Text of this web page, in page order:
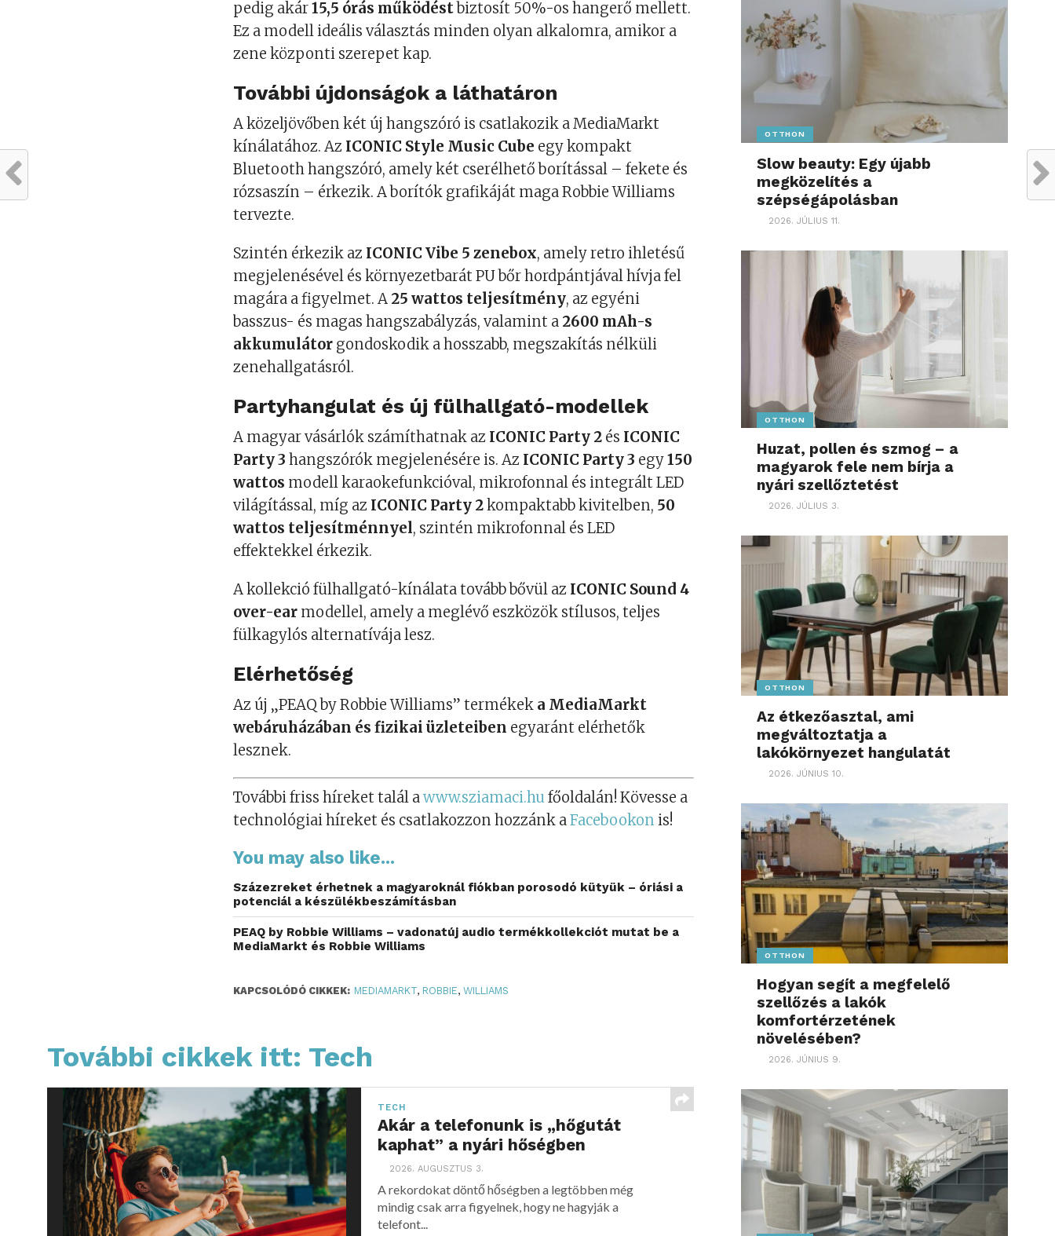
pedig akár15,5 órás működéstbiztosít 50%-os hangerő mellett.
Ez a modell ideális választás minden olyan alkalomra, amikor a
zene központi szerepet kap.
További újdonságok a láthatáron
A közeljövőben két új hangszóró is csatlakozik a MediaMarkt
kínálatához. Az ICONIC Style Music Cube egy kompakt
Bluetooth hangszóró, amely két cserélhető borítással – fekete és
rózsaszín – érkezik. A borítók grafikáját maga Robbie Williams
tervezte.
Szintén érkezik az ICONIC Vibe 5 zenebox, amely retro ihletésű
megjelenésével és környezetbarát PU bőr hordpántjával hívja fel
magára a figyelmet. A 25 wattos teljesítmény, az egyéni
basszus- és magas hangszabályzás, valamint a 2600 mAh-s
akkumulátor gondoskodik a hosszabb, megszakítás nélküli
zenehallgatásról.
Partyhangulat és új fülhallgató-modellek
A magyar vásárlók számíthatnak az ICONIC Party 2 és ICONIC
Party 3 hangszórók megjelenésére is. Az ICONIC Party 3 egy150
wattos modell karaokefunkcióval, mikrofonnal és integrált LED
világítással, míg az ICONIC Party 2kompaktabb kivitelben, 50
wattos teljesítménnyel, szintén mikrofonnal és LED
effektekkel érkezik.
A kollekció fülhallgató-kínálata tovább bővül az ICONIC Sound 4
over-ear modellel, amely a meglévő eszközök stílusos, teljes
fülkagylós alternatívája lesz.
Elérhetőség
Az új „PEAQ by Robbie Williams” termékek a MediaMarkt
webáruházában és fizikai üzleteiben egyaránt elérhetők
lesznek.
További friss híreket talál awww.sziamaci.hu főoldalán! Kövesse a
technológiai híreket és csatlakozzon hozzánk aFacebookon is!
You may also like...
Százezreket érhetnek a magyaroknál fiókban porosodó kütyük – óriási a
potenciál a készülékbeszámításban
PEAQ by Robbie Williams – vadonatúj audio termékkollekciót mutat be a
MediaMarkt és Robbie Williams
KAPCSOLÓDÓ CIKKEK: MEDIAMARKT, ROBBIE,WILLIAMS
További cikkek itt: Tech
TECH
Akár a telefonunk is „hőgutát
kaphat” a nyári hőségben
2026. AUGUSZTUS 3.
A rekordokat döntő hőségben a legtöbben még
mindig csak arra figyelnek, hogy ne hagyják a
telefont...
OTTHON
Slow beauty: Egy újabb
megközelítés a
szépségápolásban
2026. JÚLIUS 11.
OTTHON
Huzat, pollen és szmog – a
magyarok fele nem bírja a
nyári szellőztetést
2026. JÚLIUS 3.
OTTHON
Az étkezőasztal, ami
megváltoztatja a
lakókörnyezet hangulatát
2026. JÚNIUS 10.
OTTHON
Hogyan segít a megfelelő
szellőzés a lakók
komfortérzetének
növelésében?
2026. JÚNIUS 9.